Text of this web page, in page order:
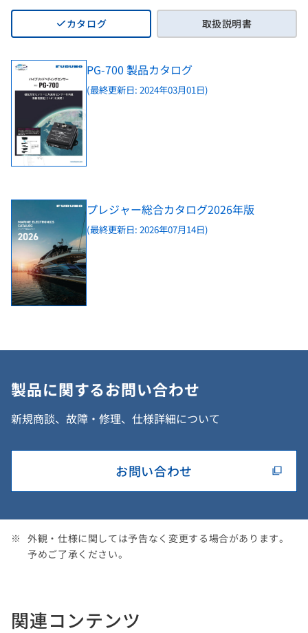
カタログ 取扱説明書
PG-700 製品カタログ
(最終更新日: 2024年03月01日)
プレジャー総合カタログ2026年版
(最終更新日: 2026年07月14日)
製品に関するお問い合わせ
新規商談、故障・修理、仕様詳細について
お問い合わせ
外観・仕様に関しては予告なく変更する場合があります。
予めご了承ください。
関連コンテンツ